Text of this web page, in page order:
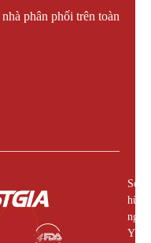
Sở
hữu
Yến
phân phối trên toàn